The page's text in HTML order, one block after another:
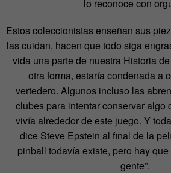
lo reconoce con
Estos coleccionistas enseñan sus
las cuidan, hacen que todo siga
vida una parte de nuestra Historia
otra forma, estaría condenada a
vertedero. Algunos incluso las
clubes para intentar conservar algo
vivía alrededor de este juego. Y
dice Steve Epstein al final de la
pinball todavía existe, pero hay
gente”.